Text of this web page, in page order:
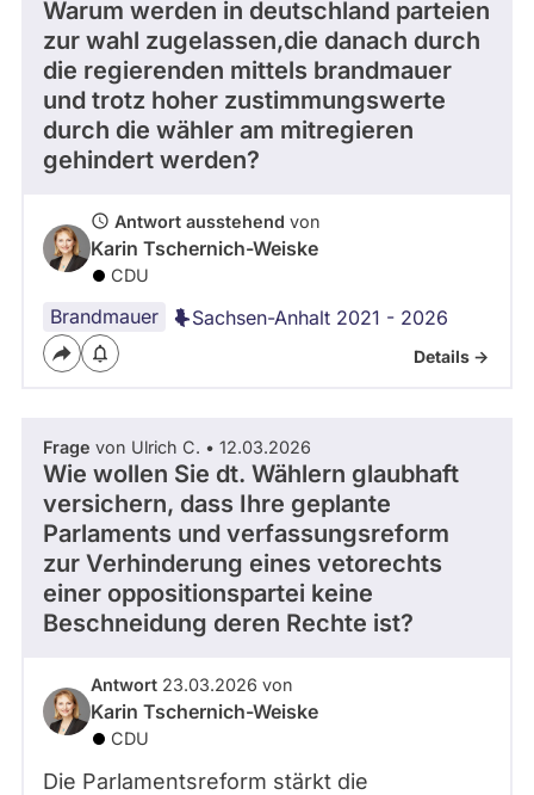
Solche
aus
vergangenen
Kandidaturen
und
Mandaten
werden
nicht
berücksichtigt.
Warum werden in deutschland parteien
zur wahl zugelassen,die danach durch
die regierenden mittels brandmauer
und trotz hoher zustimmungswerte
durch die wähler am mitregieren
gehindert werden?
Antwort ausstehend von
Karin Tschernich-Weiske
CDU
Brandmauer Sachsen-Anhalt 2021 - 2026
Details ->
Frage von Ulrich C. • 12.03.2026
Wie wollen Sie dt. Wählern glaubhaft
versichern, dass Ihre geplante
Parlaments und verfassungsreform
zur Verhinderung eines vetorechts
einer oppositionspartei keine
Beschneidung deren Rechte ist?
Antwort 23.03.2026 von
Karin Tschernich-Weiske
CDU
Die Parlamentsreform stärkt die